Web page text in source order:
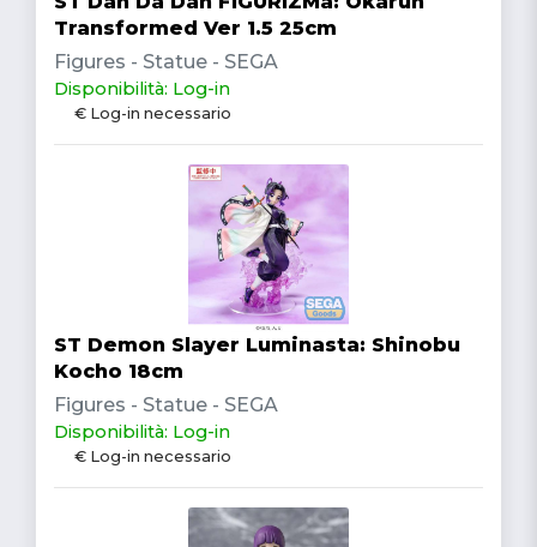
Transformed Ver 1.5 25cm
Figures - Statue - SEGA
Disponibilità: Log-in
€ Log-in necessario
ST Demon Slayer Luminasta: Shinobu
Kocho 18cm
Figures - Statue - SEGA
Disponibilità: Log-in
€ Log-in necessario